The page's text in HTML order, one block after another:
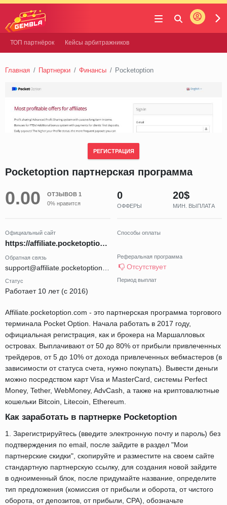
Gembla
Войти
ТОП партнёрок Кейсы арбитражников
Главная Партнерки Финансы Pocketoption
Pocketoption партнерская программа
0.00
ОТЗЫВОВ 1
0% нравится
0
ОФФЕРЫ
20$
МИН. ВЫПЛАТА
Официальный сайт
https://affiliate.pocketoption.com
Обратная связь
Статус
Работает 10 лет (с 2016)
Способы оплаты
Реферальная программа
Отсутствует
Период выплат
Affiliate.pocketoption.com - это партнерская программа торгового
терминала Pocket Option. Начала работать в 2017 году,
официальная регистрация, как и брокера на Маршалловых
островах. Выплачивают от 50 до 80% от прибыли привлеченных
трейдеров, от 5 до 10% от дохода привлеченных вебмастеров (в
зависимости от статуса счета, нужно покупать). Вывести деньги
можно посредством карт Visa и MasterCard, системы Perfect
Money, Tether, WebMoney, AdvCash, а также на криптовалютные
кошельки Bitcoin, Litecoin, Ethereum.
Как заработать в партнерке Pocketoption
1. Зарегистрируйтесь (введите электронную почту и пароль) без
подтверждения по email, после зайдите в раздел "Мои
партнерские скидки", скопируйте и разместите на своем сайте
стандартную партнерскую ссылку, для создания новой зайдите
в одноименный блок, после придумайте название, определите
тип предложения (комиссия от прибыли и оборота, от чистого
оборота, от депозитов, от прибыли, CPA), обозначьте
РЕГИСТРАЦИЯ